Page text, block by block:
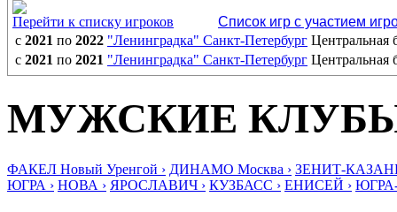
Перейти к списку игроков
Список игр с участием
с 2021 по 2022 "Ленинградка" Санкт-Петербург Центральная
с 2021 по 2021 "Ленинградка" Санкт-Петербург Центральная
МУЖСКИЕ
ФАКЕЛ Новый Уренгой › ДИНАМО Москва › ЗЕНИТ-
ЮГРА › НОВА › ЯРОСЛАВИЧ › КУЗБАСС › ЕНИСЕЙ ›